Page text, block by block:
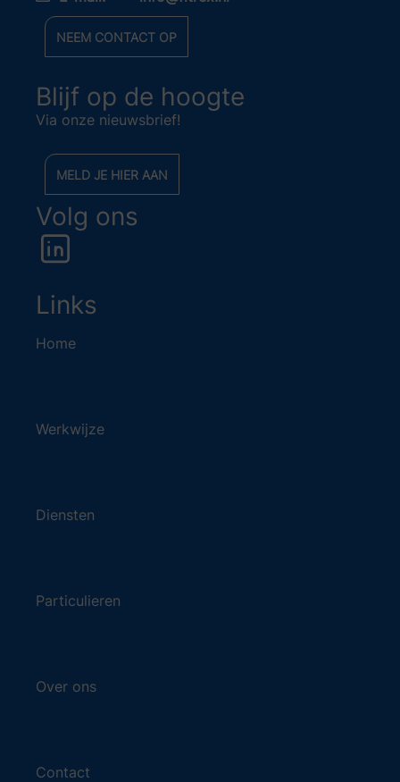
NEEM CONTACT OP
Blijf op de hoogte
Via onze nieuwsbrief!
MELD JE HIER AAN
Volg ons
Links
Home
Werkwijze
Diensten
Particulieren
Over ons
Contact